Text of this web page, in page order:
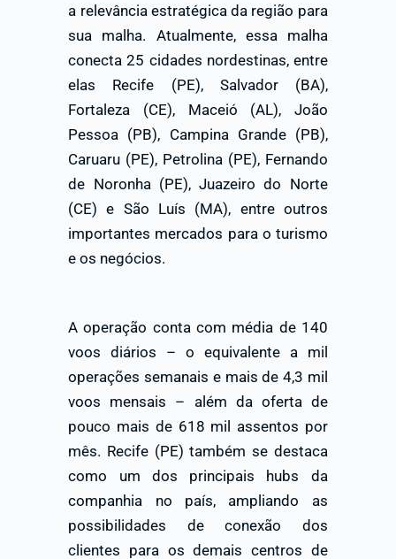
a relevância estratégica da região para
sua malha. Atualmente, essa malha
conecta 25 cidades nordestinas, entre
elas Recife (PE), Salvador (BA),
Fortaleza (CE), Maceió (AL), João
Pessoa (PB), Campina Grande (PB),
Caruaru (PE), Petrolina (PE), Fernando
de Noronha (PE), Juazeiro do Norte
(CE) e São Luís (MA), entre outros
importantes mercados para o turismo
e os negócios.
A operação conta com média de 140
voos diários – o equivalente a mil
operações semanais e mais de 4,3 mil
voos mensais – além da oferta de
pouco mais de 618 mil assentos por
mês. Recife (PE) também se destaca
como um dos principais hubs da
companhia no país, ampliando as
possibilidades de conexão dos
clientes para os demais centros de